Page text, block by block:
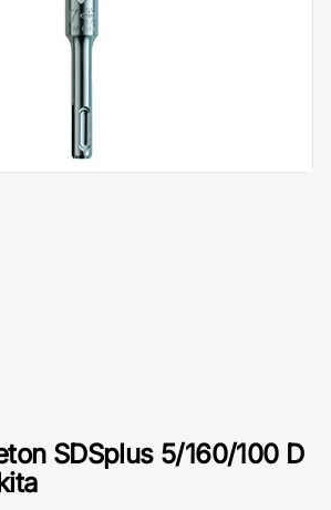
SDSplus 5/160/100 D